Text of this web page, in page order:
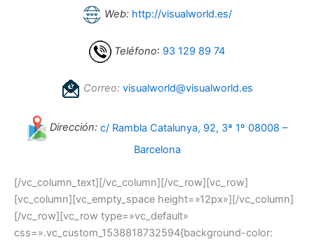
Web: http://visualworld.es/
Teléfono: 93 129 89 74
Correo: visualworld@visualworld.es
Dirección: c/ Rambla Catalunya, 92, 3ª 1º 08008 –
Barcelona
[/vc_column_text][/vc_column][/vc_row][vc_row]
[vc_column][vc_empty_space height=»12px»][/vc_column]
[/vc_row][vc_row type=»vc_default»
css=».vc_custom_1538818732594{background-color: